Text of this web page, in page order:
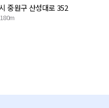
중원구 산성대로 352